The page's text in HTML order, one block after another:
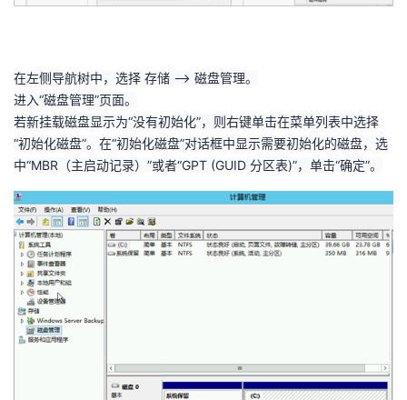
在左侧导航树中，选择 存储 – 磁盘管理。
进入“磁盘管理”页面。
若新挂载磁盘显示为“没有初始化”，则右键单击在菜单列表中选择
“初始化磁盘”。在“初始化磁盘”对话框中显示需要初始化的磁盘，选
中“MBR （主启动记录）”或者“GPT (GUID 分区表)”，单击“确定”。